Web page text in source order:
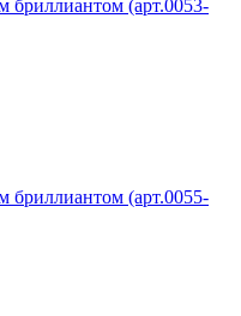
бриллиантом (арт.0053-
бриллиантом (арт.0055-